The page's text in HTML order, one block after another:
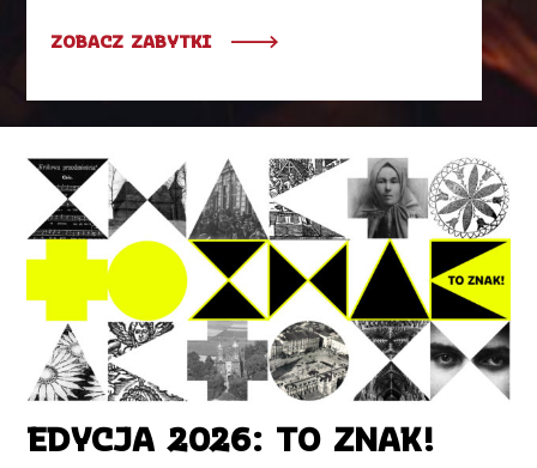
ZOBACZ ZABYTKI
EDYCJA 2026: TO ZNAK!